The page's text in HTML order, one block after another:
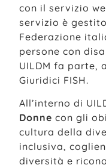
con il servizio
servizio è
Federazione
persone con
UILDM fa parte,
Giuridici FISH.
All’interno di
Donne con gli
cultura della
inclusiva,
diversità e